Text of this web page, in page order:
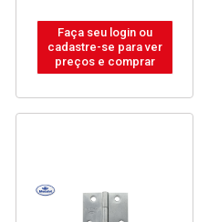
Faça seu login ou
cadastre-se para ver
preços e comprar